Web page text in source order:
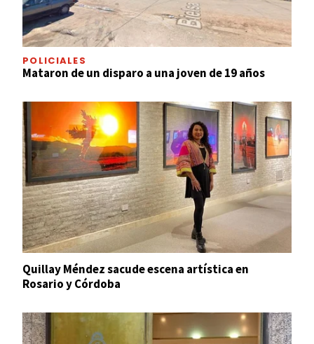
POLICIALES
Mataron de un disparo a una joven de 19 años
Quillay Méndez sacude escena artística en
Rosario y Córdoba